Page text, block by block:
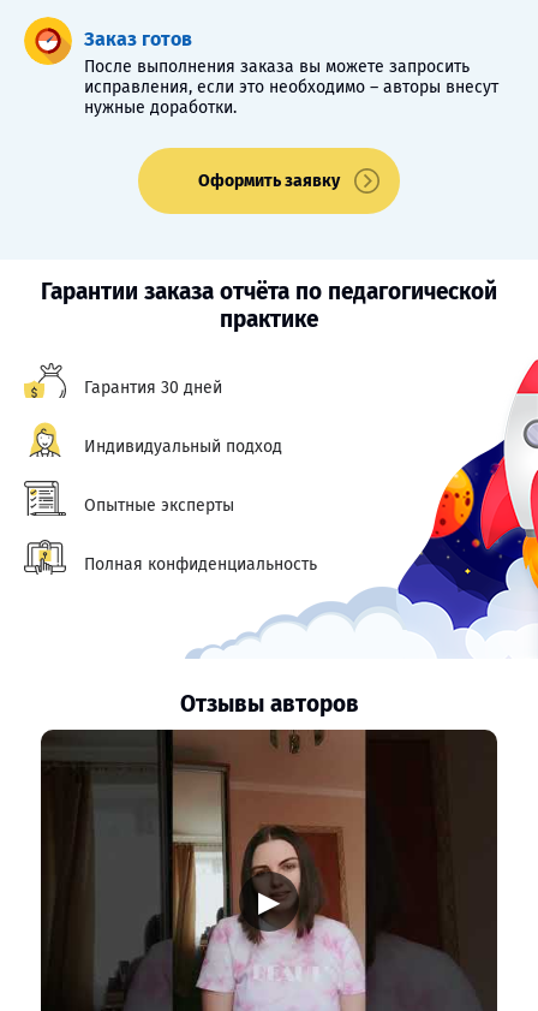
Заказ готов
После выполнения заказа вы можете запросить
исправления, если это необходимо – авторы внесут
нужные доработки.
Оформить заявку
Гарантии заказа отчёта по педагогической
практике
Гарантия 30 дней
Индивидуальный подход
Опытные эксперты
Полная конфиденциальность
Отзывы авторов
▶